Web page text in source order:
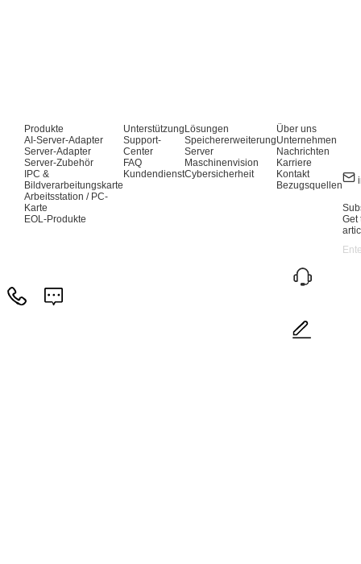
Produkte
AI-Server-Adapter
Server-Adapter
Server-Zubehör
IPC &
Bildverarbeitungskarte
Arbeitsstation / PC-
Karte
EOL-Produkte
Unterstützung
Support-
Center
FAQ
Kundendienst
Lösungen
Speichererweiterung
Server
Maschinenvision
Cybersicherheit
Über uns
Unternehmen
Nachrichten
Karriere
Kontakt
Bezugsquellen
Get